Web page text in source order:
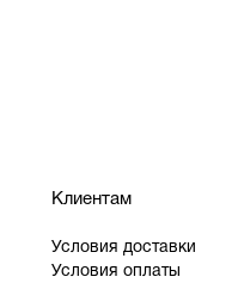
Клиентам
Условия доставки
Условия оплаты